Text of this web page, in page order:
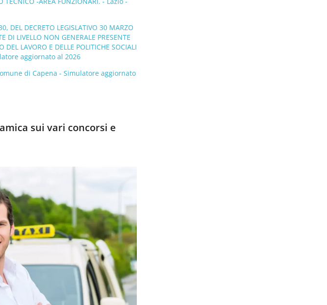
DEL DECRETO LEGISLATIVO 30 MARZO
DI LIVELLO NON GENERALE PRESENTE
LAVORO E DELLE POLITICHE SOCIALI
aggiornato al 2026
di Capena - Simulatore aggiornato
sui vari concorsi e